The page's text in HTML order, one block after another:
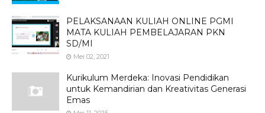
PELAKSANAAN KULIAH ONLINE PGMI
MATA KULIAH PEMBELAJARAN PKN
SD/MI
Mei 02, 2021
Kurikulum Merdeka: Inovasi Pendidikan
untuk Kemandirian dan Kreativitas Generasi
Emas